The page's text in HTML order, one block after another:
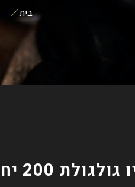
בית
200 יחידות בצבעים